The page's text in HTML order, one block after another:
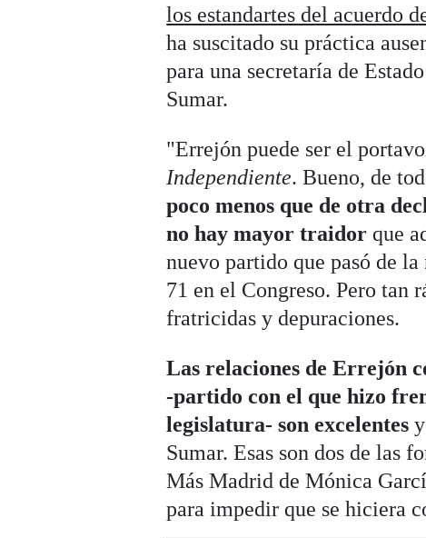
los estandartes del acuerdo
ha suscitado su práctica
para una secretaría de
Sumar.
"Errejón puede ser el
Independiente. Bueno, de
poco menos que de otra
no hay mayor traidor que
nuevo partido que pasó de
71 en el Congreso. Pero tan
fratricidas y depuraciones.
Las relaciones de Errejón
-partido con el que hizo
legislatura- son excelentes
Sumar. Esas son dos de las
Más Madrid de Mónica
para impedir que se hiciera